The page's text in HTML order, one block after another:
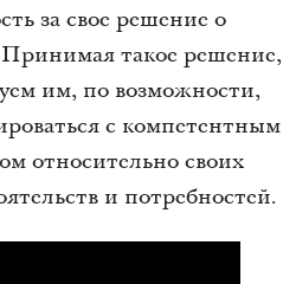
за свое решение о
такое решение,
им, по возможности,
с компетентным
относительно своих
и потребностей.